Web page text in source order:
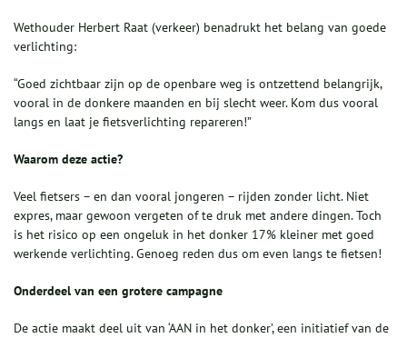
Wethouder Herbert Raat (verkeer) benadrukt het belang van goede
verlichting:
“Goed zichtbaar zijn op de openbare weg is ontzettend belangrijk,
vooral in de donkere maanden en bij slecht weer. Kom dus vooral
langs en laat je fietsverlichting repareren!”
Waarom deze actie?
Veel fietsers – en dan vooral jongeren – rijden zonder licht. Niet
expres, maar gewoon vergeten of te druk met andere dingen. Toch
is het risico op een ongeluk in het donker 17% kleiner met goed
werkende verlichting. Genoeg reden dus om even langs te fietsen!
Onderdeel van een grotere campagne
De actie maakt deel uit van ‘AAN in het donker’, een initiatief van de